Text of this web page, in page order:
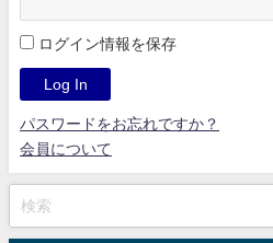
ログイン情報を保存
パスワードをお忘れですか？
会員について